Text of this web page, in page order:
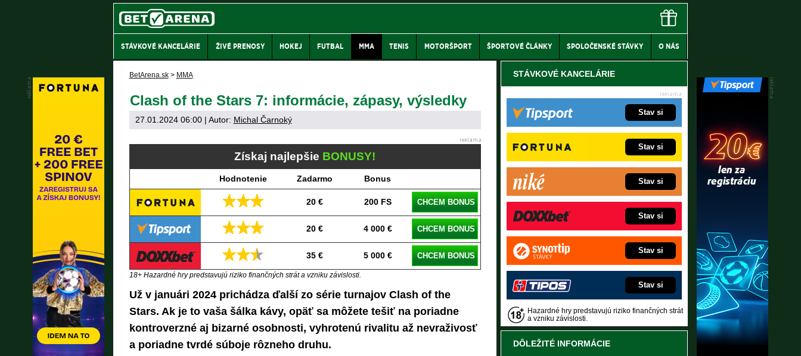
STÁVKOVÉ KANCELÁRIE ŽIVÉ PRENOSY HOKEJ FUTBAL MMA TENIS MOTORŠPORT ŠPORTOVÉ ČLÁNKY SPOLOČENSKÉ STÁVKY O NÁS
BetArena.sk > MMA
Clash of the Stars 7: informácie, zápasy, výsledky
27.01.2024 06:00| Autor: Michal Čarnoký
Získaj najlepšie BONUSY!
Hodnotenie Zadarmo Bonus
20 € 200 FS CHCEM BONUS
20 € 4 000 € CHCEM BONUS
35 € 5 000 € CHCEM BONUS
18+ Hazardné hry predstavujú riziko finančných strát a vzniku závislosti.
Už v januári 2024 prichádza ďalší zo série turnajov Clash of the
Stars. Ak je to vaša šálka kávy, opäť sa môžete tešiť na poriadne
kontroverzné aj bizarné osobnosti, vyhrotenú rivalitu až nevraživosť
a poriadne tvrdé súboje rôzneho druhu.
STÁVKOVÉ KANCELÁRIE
Stav si
Stav si
Stav si
Stav si
Stav si
Stav si
Hazardné hry predstavujú riziko finančných strát
a vzniku závislosti.
DÔLEŽITÉ INFORMÁCIE